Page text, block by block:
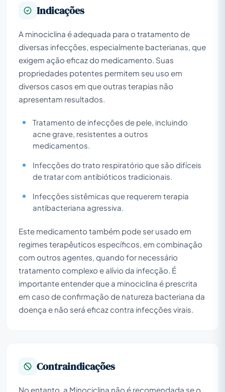
Indicações
A minociclina é adequada para o tratamento de
diversas infecções, especialmente bacterianas, que
exigem ação eficaz do medicamento. Suas
propriedades potentes permitem seu uso em
diversos casos em que outras terapias não
apresentam resultados.
Tratamento de infecções de pele, incluindo
acne grave, resistentes a outros
medicamentos.
Infecções do trato respiratório que são difíceis
de tratar com antibióticos tradicionais.
Infecções sistêmicas que requerem terapia
antibacteriana agressiva.
Este medicamento também pode ser usado em
regimes terapêuticos específicos, em combinação
com outros agentes, quando for necessário
tratamento complexo e alívio da infecção. É
importante entender que a minociclina é prescrita
em caso de confirmação de natureza bacteriana da
doença e não será eficaz contra infecções virais.
Contraindicações
No entanto, a Minociclina não é recomendada se o